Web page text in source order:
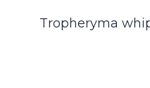
Tropheryma